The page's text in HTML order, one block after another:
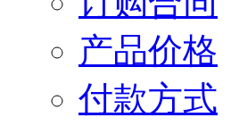
产品价格
付款方式